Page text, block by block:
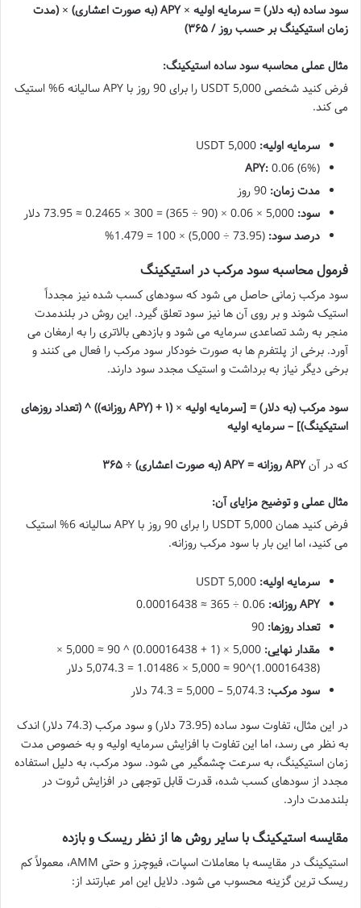
سود ساده (به دلار) = سرمایه اولیه × APY (به صورت اعشاری) × (مدت
زمان استیکینگ بر حسب روز / ۳۶۵)
مثال عملی محاسبه سود ساده استیکینگ:
فرض کنید شخصی 5,000 USDT را برای 90 روز با APY سالیانه 6% استیک
می کند.
سرمایه اولیه:
APY:0.06 (6%)
مدت زمان:
سود:
درصد سود: (73.95 ÷ 5,000) × 100 = 1.479%
فرمول محاسبه سود مرکب در استیکینگ
سود مرکب زمانی حاصل می شود که سودهای کسب شده نیز مجدداً
استیک شوند و بر روی آن ها نیز سود تعلق گیرد. این روش در بلندمدت
منجر به رشد تصاعدی سرمایه می شود و بازدهی بالاتری را به ارمغان می
آورد. برخی از پلتفرم ها به صورت خودکار سود مرکب را فعال می کنند و
برخی دیگر نیاز به برداشت و استیک مجدد سود دارند.
سود مرکب (به دلار) = [سرمایه اولیه × (۱ + (APY روزانه)) ^ (تعداد روزهای
استیکینگ)] – سرمایه اولیه
که در آنAPY روزانه = APY (به صورت اعشاری) ÷ ۳۶۵
مثال عملی و توضیح مزایای آن:
فرض کنید همان 5,000 USDT را برای 90 روز با APY سالیانه 6% استیک
می کنید، اما این بار با سود مرکب روزانه.
سرمایه اولیه:
APY روزانه:
تعداد روزها:
مقدار نهایی:
5,000 × (1 + 0.00016438) ^ 90 ≈ 5,000 ×
(1.00016438)^90 ≈ 5,000 × 1.01486 = 5,074.3 دلار
سود مرکب:
در این مثال، تفاوت سود ساده (73.95 دلار) و سود مرکب (74.3 دلار) اندک
به نظر می رسد، اما این تفاوت با افزایش سرمایه اولیه و به خصوص مدت
زمان استیکینگ، به سرعت چشمگیر می شود. سود مرکب، به دلیل استفاده
مجدد از سودهای کسب شده، قدرت قابل توجهی در افزایش ثروت در
بلندمدت دارد.
مقایسه استیکینگ با سایر روش ها از نظر ریسک و بازده
استیکینگ در مقایسه با معاملات اسپات، فیوچرز و حتی AMM، معمولاً کم
ریسک ترین گزینه محسوب می شود. دلایل این امر عبارتند از: